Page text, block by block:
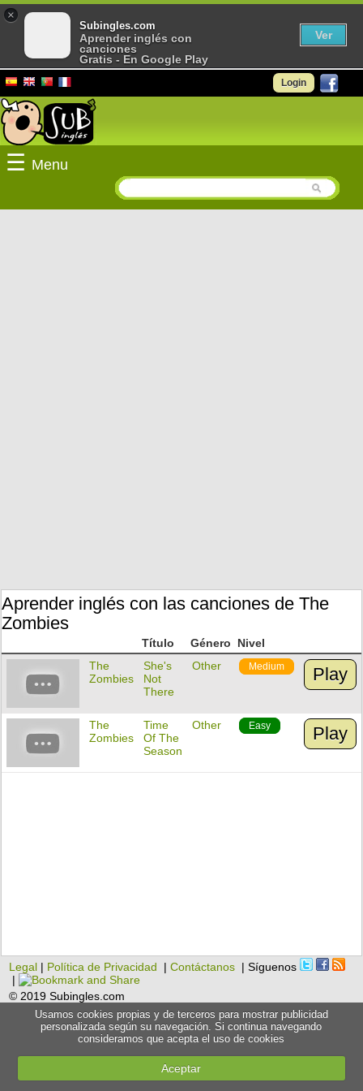
Login
☰ Menu
Aprender inglés con las canciones de The
Zombies
Título Género
Nivel
The
Zombies
She's
Not
There
Other Medium Play
The
Zombies
Time
Of The
Season
Other Easy Play
Legal | Política de Privacidad |Contáctanos | Síguenos
|
© 2019 Subingles.com
Usamos cookies propias y de terceros para mostrar publicidad
personalizada según su navegación. Si continua navegando
consideramos que acepta el uso de cookies
Aceptar
×
Subingles.com
Aprender inglés con
canciones
Gratis - En Google Play
Ver